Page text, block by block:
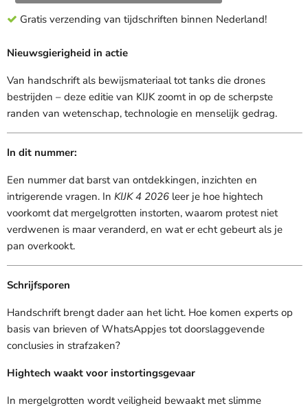
Gratis verzending van tijdschriften binnen Nederland!
Nieuwsgierigheid in actie
Van handschrift als bewijsmateriaal tot tanks die drones
bestrijden – deze editie van KIJK zoomt in op de scherpste
randen van wetenschap, technologie en menselijk gedrag.
In dit nummer:
Een nummer dat barst van ontdekkingen, inzichten en
intrigerende vragen. In KIJK 4 2026 leer je hoe hightech
voorkomt dat mergelgrotten instorten, waarom protest niet
verdwenen is maar veranderd, en wat er echt gebeurt als je
pan overkookt.
Schrijfsporen
Handschrift brengt dader aan het licht. Hoe komen experts op
basis van brieven of WhatsAppjes tot doorslaggevende
conclusies in strafzaken?
Hightech waakt voor instortingsgevaar
In mergelgrotten wordt veiligheid bewaakt met slimme